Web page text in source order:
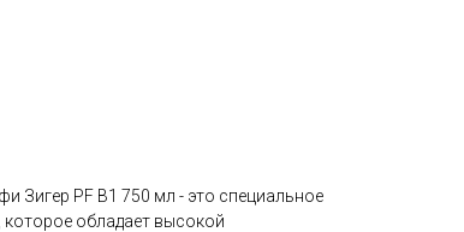
Зигер PF В1 750 мл - это специальное
которое обладает высокой